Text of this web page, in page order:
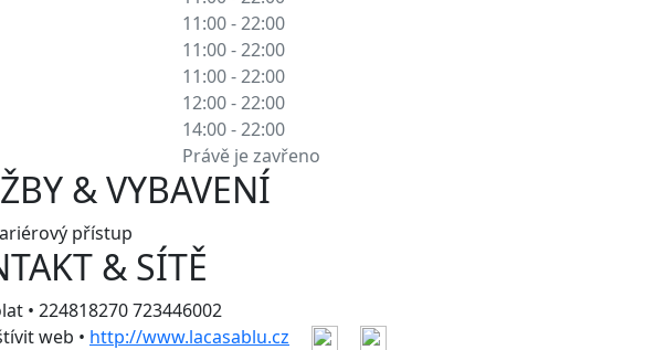
11:00 - 22:00
11:00 - 22:00
11:00 - 22:00
12:00 - 22:00
14:00 - 22:00
Právě je zavřeno
& VYBAVENÍ
přístup
& SÍTĚ
• 224818270 723446002
web • http://www.lacasablu.cz